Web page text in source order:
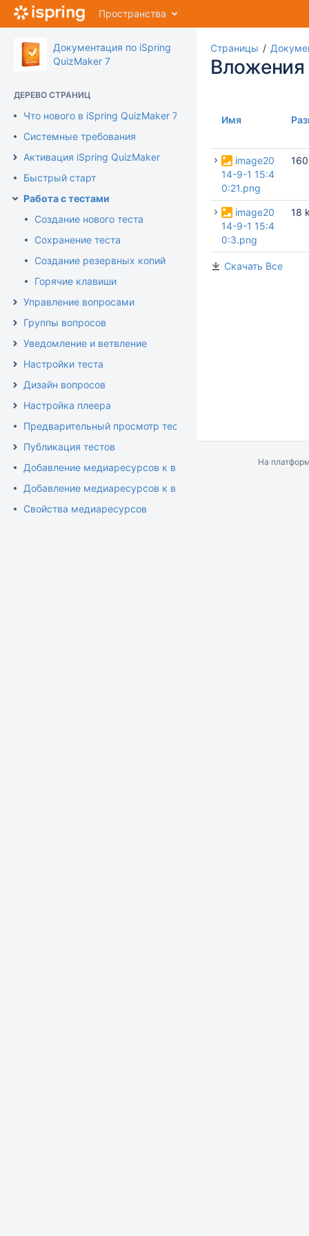
Перейти
содержимому
assistive.skiplink.to.breadcrumbs
assistive.skiplink.to.quick.search
Пространства
Документация по iSpring
QuizMaker 7
ДЕРЕВО СТРАНИЦ
Что нового в iSpring QuizMaker 7
Системные требования
Активация iSpring QuizMaker
Быстрый старт
Работа с тестами
Создание нового теста
Сохранение теста
Создание резервных копий
Горячие клавиши
Управление вопросами
Группы вопросов
Уведомление и ветвление
Настройки теста
Дизайн вопросов
Настройка плеера
Предварительный просмотр теста
Публикация тестов
Добавление медиаресурсов к вариантам ответа
Добавление медиаресурсов к вопросам
Свойства медиаресурсов
Страницы
Вложения
Имя
image20
14-9-1 15:4
0:21.png
image20
14-9-1 15:4
0:3.png
18
Скачать Все
На